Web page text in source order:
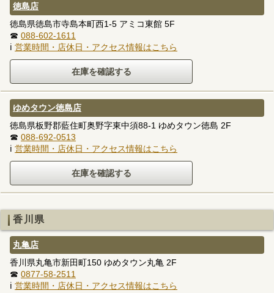
徳島店
徳島県徳島市寺島本町西1-5 アミコ東館 5F
☎ 088-602-1611
ℹ 営業時間・店休日・アクセス情報はこちら
ゆめタウン徳島店
徳島県板野郡藍住町奥野字東中須88-1 ゆめタウン徳島 2F
☎ 088-692-0513
ℹ 営業時間・店休日・アクセス情報はこちら
香川県
丸亀店
香川県丸亀市新田町150 ゆめタウン丸亀 2F
☎ 0877-58-2511
ℹ 営業時間・店休日・アクセス情報はこちら